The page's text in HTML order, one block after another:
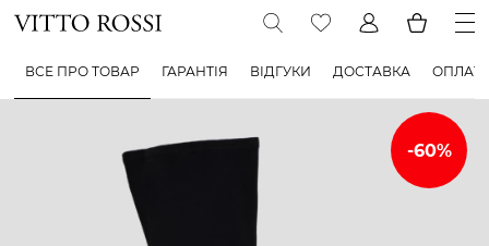
ВСЕ ПРО ТОВАР ГАРАНТІЯ ВІДГУКИ ДОСТАВКА